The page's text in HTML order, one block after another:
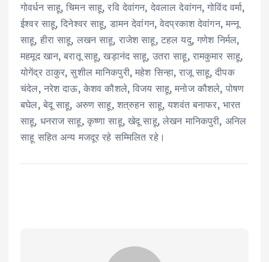
गोवर्धन साहू, चिमन साहू, रवि देवांगन, देवलाल देवांगन, गोविंद वर्मा,
ईश्वर साहू, दिनेश्वर साहू, डामन देवांगन, वेदप्रकाश देवांगन, मन्नू
साहू, हीरा साहू, लखन साहू, राजेश साहू, टहल यदु, गणेश निर्मल,
महमूद खान, बरातू साहू, खड़ानंद साहू, उतरा साहू, रामकुमार साहू,
योगेंद्र ठाकुर, सुशील मानिकपुरी, महेश सिन्हा, राजू साहू, दीपक
चंदेल, नरेश दाऊ, केशव कौशले, विजय साहू, मनोज कौशले, पोषण
बघेल, बेदू साहू, अरुण साहू, शत्रुहन साहू, यशवंत बनाफर, भारत
साहू, धनराज साहू, कृष्णा साहू, खेदू साहू, लेखन मानिकपुरी, अनिल
साहू सहित अन्य मजदूर रहे सम्मिलित रहे।